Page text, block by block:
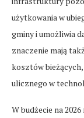
użytkowania w
gminy i umożliwia
znaczenie mają
kosztów
ulicznego w
W budżecie na